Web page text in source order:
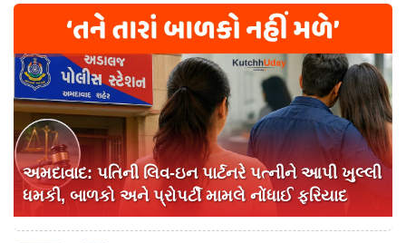
અમદાવાદ: પતિની લિવ-ઇન પાર્ટનરે પત્નીને આપી ખુલ્લી
ધમકી, બાળકો અને પ્રોપર્ટી મામલે નોંધાઈ ફરિયાદ